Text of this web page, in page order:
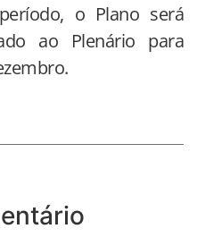
o Plano será
ao Plenário para